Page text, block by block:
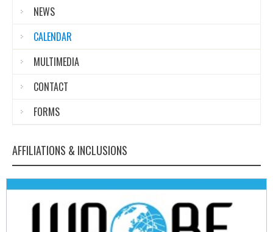
NEWS
CALENDAR
MULTIMEDIA
CONTACT
FORMS
AFFILIATIONS & INCLUSIONS